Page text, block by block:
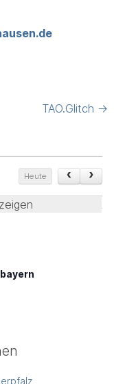
TAO.Glitch →
Heute